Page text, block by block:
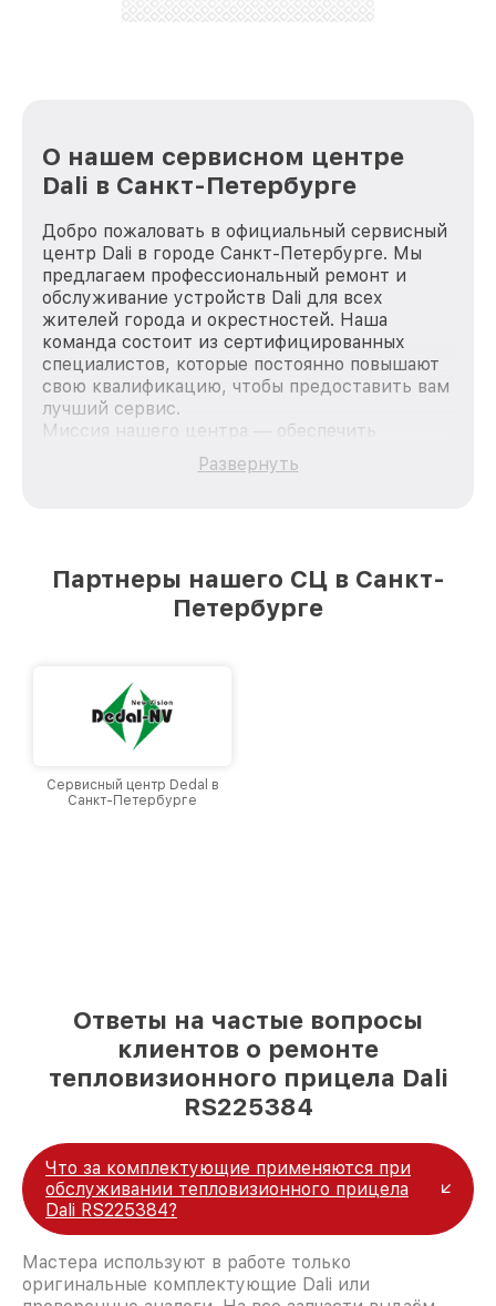
О нашем сервисном центре
Dali в Санкт-Петербурге
Добро пожаловать в официальный сервисный
центр Dali в городе Санкт-Петербурге. Мы
предлагаем профессиональный ремонт и
обслуживание устройств Dali для всех
жителей города и окрестностей. Наша
команда состоит из сертифицированных
специалистов, которые постоянно повышают
свою квалификацию, чтобы предоставить вам
лучший сервис.
Миссия нашего центра — обеспечить
качественный и доступный ремонт для
каждого пользователя продукции Dali, вне
лучшим сервисным центром Dali в городе
Санкт-Петербурге, постоянно повышая
Развернуть
Партнеры нашего СЦ в Санкт-
Петербурге
Сервисный центр Dedal в
Санкт-Петербурге
Ответы на частые вопросы
клиентов о ремонте
тепловизионного прицела Dali
RS225384
Что за комплектующие применяются при
обслуживании тепловизионного прицела
Dali RS225384?
Мастера используют в работе только
оригинальные комплектующие Dali или